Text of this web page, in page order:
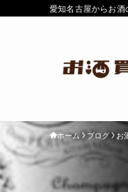
愛知名古屋からお酒
ホーム ブログ お